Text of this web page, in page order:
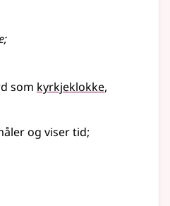
;
som kyrkjeklokke
og viser tid;